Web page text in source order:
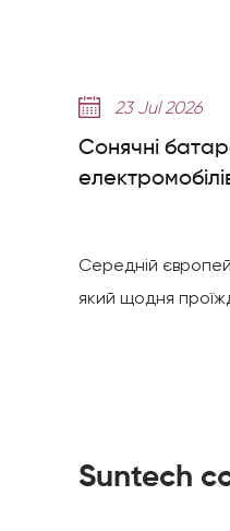
23 Jul 2026
Сонячні
Середній
який щодня
Suntech